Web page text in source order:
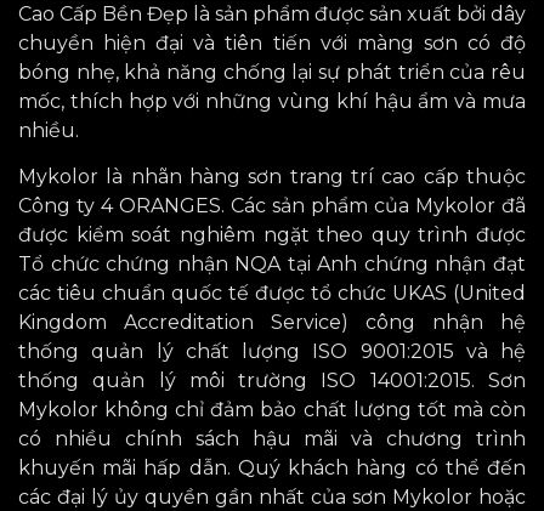
Cao Cấp Bền Đẹp là sản phẩm được sản xuất bởi dây
chuyền hiện đại và tiên tiến với màng sơn có độ
bóng nhẹ, khả năng chống lại sự phát triển của rêu
mốc, thích hợp với những vùng khí hậu ẩm và mưa
nhiều.
Mykolor là nhãn hàng sơn trang trí cao cấp thuộc
Công ty 4 ORANGES. Các sản phẩm của Mykolor đã
được kiểm soát nghiêm ngặt theo quy trình được
Tổ chức chứng nhận NQA tại An h chứng nhận đạt
các tiêu chuẩn quốc tế được tổ chức UKAS (United
Kingdom Accreditation Service) công nhận
hệ
thống quản lý chất lượng ISO 9001:2015 và hệ
thống quản lý môi trường ISO 14001:2015. Sơn
Mykolor không chỉ đảm bảo chất lượng tốt mà còn
có nhiều chính sách hậu mãi và chương trình
khuyến mãi hấp dẫn. Quý khách hàng có thể đến
các đại lý ủy quyền gần nhất của sơn Mykolor hoặc